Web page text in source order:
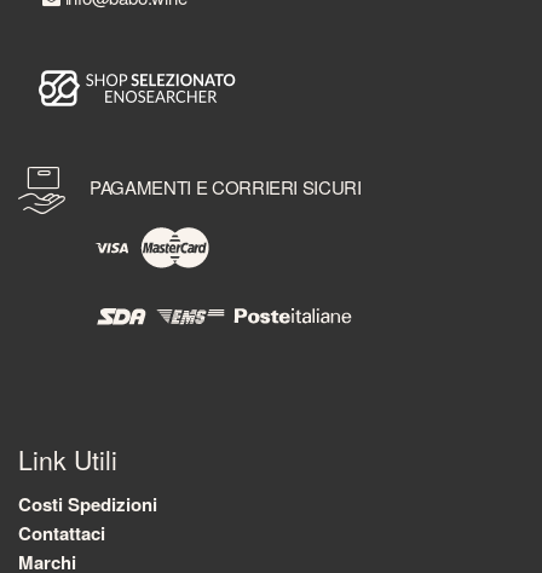
PAGAMENTI E CORRIERI SICURI
Link Utili
Costi Spedizioni
Contattaci
Marchi